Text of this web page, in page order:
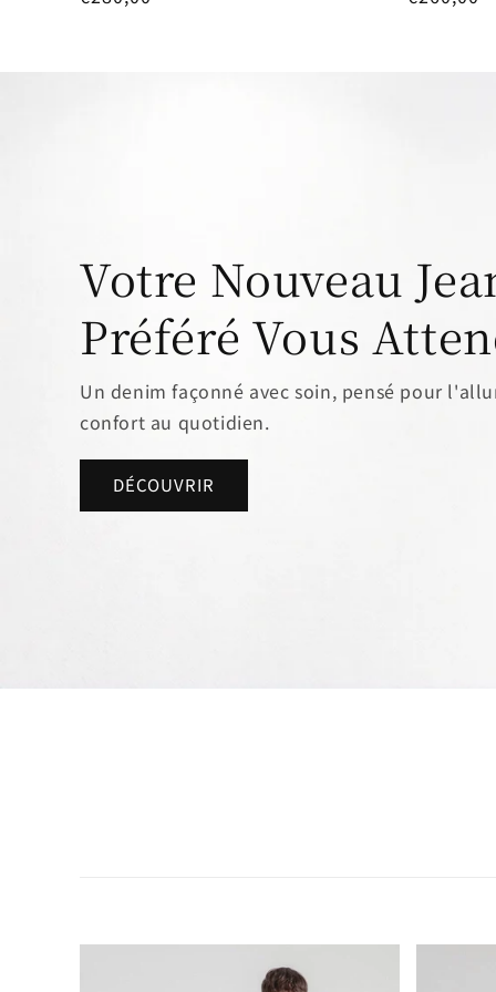
Votre Nouveau
Préféré Vous
Un denim façonné avec soin, pensé pour
confort au quotidien.
DÉCOUVRIR